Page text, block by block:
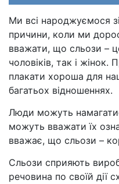
Ми всі народжуємося
причини, коли ми
вважати, що сльози –
чоловіків, так і
плакати хороша для
багатьох відношеннях.
Люди можуть
можуть вважати їх
вважає, що сльози –
Сльози сприяють
речовина по своїй дії